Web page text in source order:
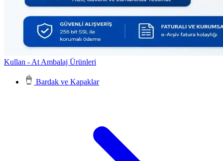
Kullan - At Ambalaj Ürünleri
Bardak ve Kapaklar